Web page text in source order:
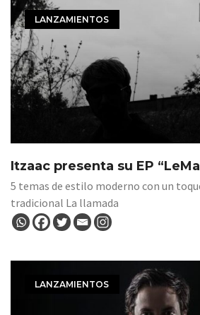
LANZAMIENTOS
Itzaac presenta su EP
5 temas de estilo moderno con un
tradicional La llamada
LANZAMIENTOS